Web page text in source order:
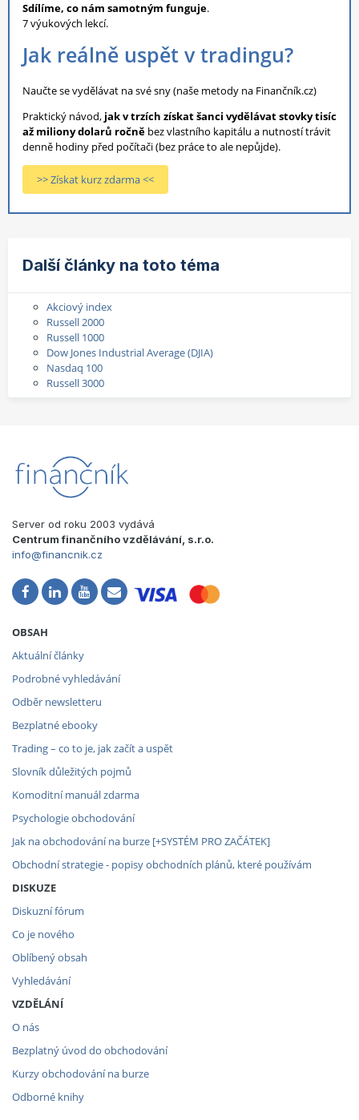
Sdílíme, co nám samotným funguje.
7 výukových lekcí.
Jak reálně uspět v tradingu?
Naučte se vydělávat na své sny (naše metody na Finančník.cz)
Praktický návod, jak v trzích získat šanci vydělávat stovky tisíc
až miliony dolarů ročně bez vlastního kapitálu a nutností trávit
denně hodiny před počítači (bez práce to ale nepůjde).
>> Získat kurz zdarma <<
Další články na toto téma
Akciový index
Russell 2000
Russell 1000
Dow Jones Industrial Average (DJIA)
Nasdaq 100
Russell 3000
Server od roku 2003 vydává
Centrum finančního vzdělávání, s.r.o.
info@financnik.cz
OBSAH
Aktuální články
Podrobné vyhledávání
Odběr newsletteru
Bezplatné ebooky
Trading – co to je, jak začít a uspět
Slovník důležitých pojmů
Komoditní manuál zdarma
Psychologie obchodování
Jak na obchodování na burze [+SYSTÉM PRO ZAČÁTEK]
Obchodní strategie - popisy obchodních plánů, které používám
DISKUZE
Diskuzní fórum
Co je nového
Oblíbený obsah
Vyhledávání
VZDĚLÁNÍ
O nás
Bezplatný úvod do obchodování
Kurzy obchodování na burze
Odborné knihy